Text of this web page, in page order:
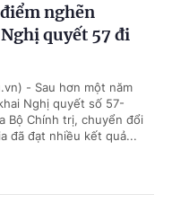
nghẽn
quyết 57 đi
- Sau hơn một năm
Nghị quyết số 57-
Bộ Chính trị, chuyển đổi
đã đạt nhiều kết quả...